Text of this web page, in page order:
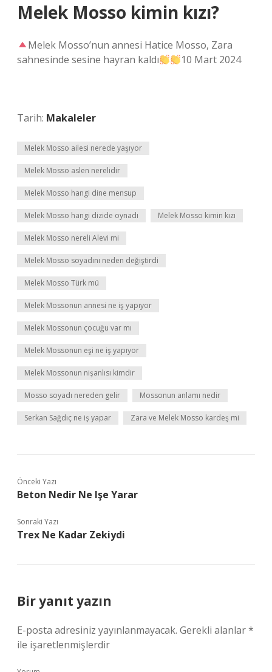
Melek Mosso kimin kızı?
Melek Mosso’nun annesi Hatice Mosso, Zara
sahnesinde sesine hayran kaldı
10 Mart 2024
Tarih: Makaleler
Melek Mosso ailesi nerede yaşıyor
Melek Mosso aslen nerelidir
Melek Mosso hangi dine mensup
Melek Mosso hangi dizide oynadı Melek Mosso kimin kızı
Melek Mosso nereli Alevi mi
Melek Mosso soyadını neden değiştirdi
Melek Mosso Türk mü
Melek Mossonun annesi ne iş yapıyor
Melek Mossonun çocuğu var mı
Melek Mossonun eşi ne iş yapıyor
Melek Mossonun nişanlısı kimdir
Mosso soyadı nereden gelir Mossonun anlamı nedir
Serkan Sağdıç ne iş yapar Zara ve Melek Mosso kardeş mi
Önceki Yazı
Beton Nedir Ne Işe Yarar
Sonraki Yazı
Trex Ne Kadar Zekiydi
Bir yanıt yazın
E-posta adresiniz yayınlanmayacak. Gerekli alanlar*
ile işaretlenmişlerdir